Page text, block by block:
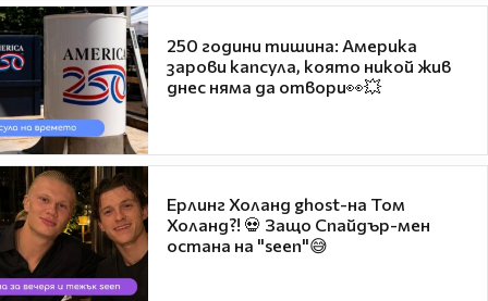
250 години тишина: Америка
зарови капсула, която никой жив
днес няма да отвори👀💥
Ерлинг Холанд ghost-на Том
Холанд?! 💀 Защо Спайдър-мен
остана на "seen"😅